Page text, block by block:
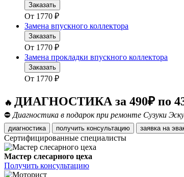
Заказать
От 1770 ₽
Замена впускного коллектора
Заказать
От 1770 ₽
Замена прокладки впускного коллектора
Заказать
От 1770 ₽
🔥 ДИАГНОСТИКА за 490₽ по
⛔ Диагностика в подарок при ремонте Сузуки
диагностика получить консультацию заявка
Сертифицированные специалисты
Мастер слесарного цеха
Получить консультацию